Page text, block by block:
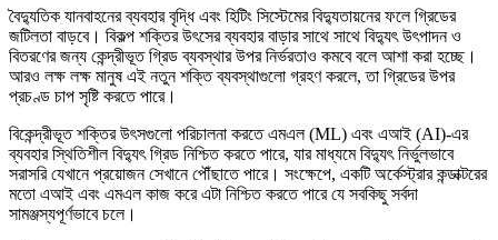
বৈদ্যুতিক যানবাহনের ব্যবহার বৃদ্ধি এবং হিটিং সিস্টেমের বিদ্যুতায়নের ফলে গ্রিডের
জটিলতা বাড়বে। বিকল্প শক্তির উৎসের ব্যবহার বাড়ার সাথে সাথে বিদ্যুৎ উৎপাদন ও
বিতরণের জন্য কেন্দ্রীভূত গ্রিড ব্যবস্থার উপর নির্ভরতাও কমবে বলে আশা করা হচ্ছে।
আরও লক্ষ লক্ষ মানুষ এই নতুন শক্তি ব্যবস্থাগুলো গ্রহণ করলে, তা গ্রিডের উপর
প্রচণ্ড চাপ সৃষ্টি করতে পারে।
বিকেন্দ্রীভূত শক্তির উৎসগুলো পরিচালনা করতে এমএল (ML) এবং এআই (AI)-এর
ব্যবহার স্থিতিশীল বিদ্যুৎ গ্রিড নিশ্চিত করতে পারে, যার মাধ্যমে বিদ্যুৎ নির্ভুলভাবে
সরাসরি যেখানে প্রয়োজন সেখানে পৌঁছাতে পারে। সংক্ষেপে, একটি অর্কেস্ট্রার কন্ডাক্টরের
মতো এআই এবং এমএল কাজ করে এটা নিশ্চিত করতে পারে যে সবকিছু সর্বদা
সামঞ্জস্যপূর্ণভাবে চলে।